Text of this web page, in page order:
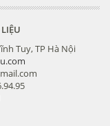
Tuy, TP Hà Nội